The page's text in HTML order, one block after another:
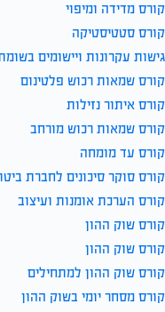
קורס מדידה ומיפוי
קורס סטטיסטיקה
גישות עקרונות ויישומים
קורס שמאות רכוש פלטינום
קורס איתור נזילות
קורס שמאות רכוש מורחב
קורס עד מומחה
קורס סוקר סיכונים לחברת
קורס הערכת אומנות ועיצוב
קורס שוק ההון
קורס שוק ההון
קורס שוק ההון למתחילים
קורס מסחר יומי בשוק ההון